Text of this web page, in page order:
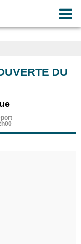
DU